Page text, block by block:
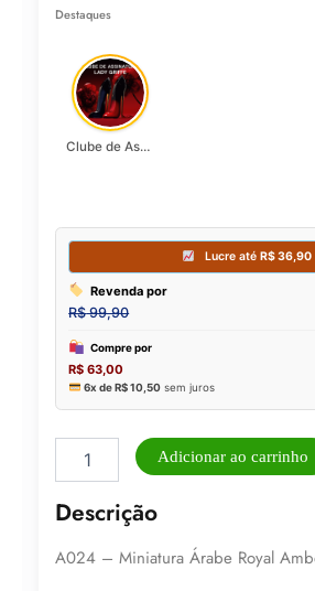
Destaques
Clube de Assinatura Lady Griffe
Árabe
Amber
ml
Adicionar ao carrinho
Descrição
A024 – Miniatura Árabe Royal